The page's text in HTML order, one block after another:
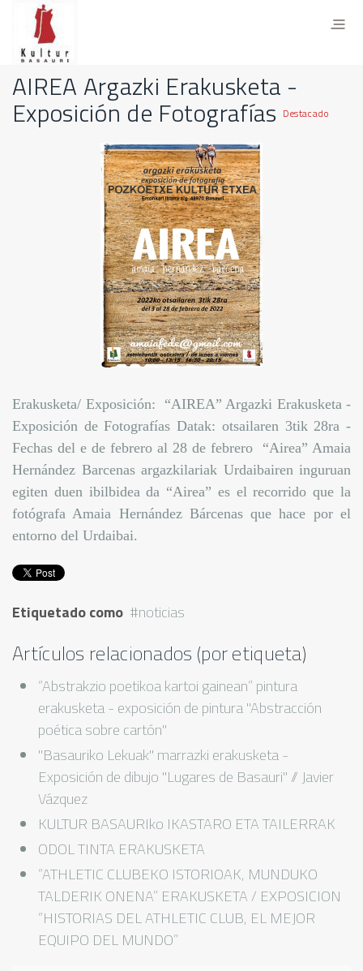
AIREA Argazki Erakusketa -
Exposición de Fotografías Destacado
Erakusketa/ Exposición: “AIREA” Argazki Erakusketa -
Exposición de Fotografías Datak: otsailaren 3tik 28ra -
Fechas del e de febrero al 28 de febrero “Airea” Amaia
Hernández Barcenas argazkilariak Urdaibairen inguruan
egiten duen ibilbidea da “Airea” es el recorrido que la
fotógrafa Amaia Hernández Bárcenas que hace por el
entorno del Urdaibai.
Etiquetado como noticias
Artículos relacionados (por etiqueta)
“Abstrakzio poetikoa kartoi gainean” pintura
erakusketa - exposición de pintura "Abstracción
poética sobre cartón"
"Basauriko Lekuak" marrazki erakusketa -
Exposición de dibujo "Lugares de Basauri" // Javier
Vázquez
KULTUR BASAURIko IKASTARO ETA TAILERRAK
ODOL TINTA ERAKUSKETA
“ATHLETIC CLUBEKO ISTORIOAK, MUNDUKO
TALDERIK ONENA” ERAKUSKETA / EXPOSICION
“HISTORIAS DEL ATHLETIC CLUB, EL MEJOR
EQUIPO DEL MUNDO”